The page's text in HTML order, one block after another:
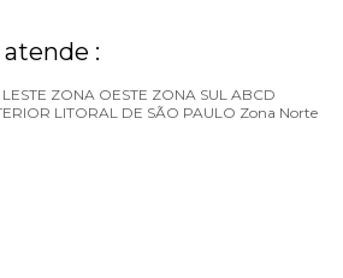
:
ZONA OESTE ZONA SUL ABCD
LITORAL DE SÃO PAULO Zona Norte